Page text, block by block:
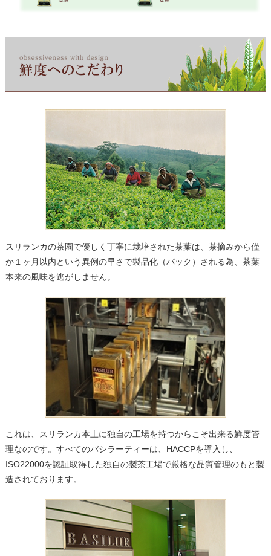
スリランカの茶園で優しく丁寧に栽培された茶葉は、茶摘みから僅
か１ヶ月以内という異例の早さで製品化（パック）される為、茶葉
本来の風味を逃がしません。
これは、スリランカ本土に独自の工場を持つからこそ出来る鮮度管
理なのです。すべてのバシラーティーは、HACCPを導入し、
ISO22000を認証取得した独自の製茶工場で厳格な品質管理のもと製
造されております。